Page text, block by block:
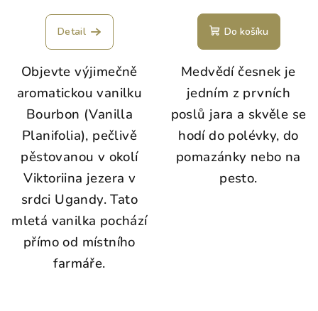
Detail
Objevte výjimečně
aromatickou vanilku
Bourbon (Vanilla
Planifolia), pečlivě
pěstovanou v okolí
Viktoriina jezera v
srdci Ugandy. Tato
mletá vanilka pochází
přímo od místního
farmáře.
Do košíku
Medvědí česnek je
jedním z prvních
poslů jara a skvěle se
hodí do polévky, do
pomazánky nebo na
pesto.